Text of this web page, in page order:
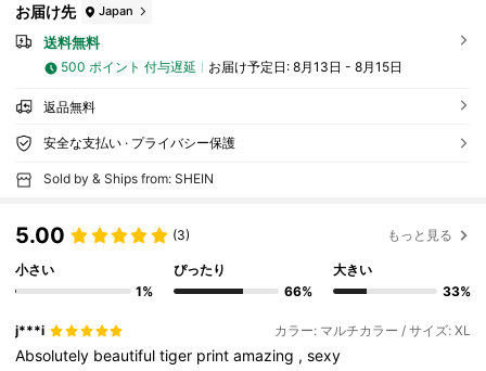
お届け先 Japan
送料無料
500 ポイント 付与遅延 お届け予定日: 8月13日 - 8月15日
返品無料
安全な支払い · プライバシー保護
Sold by & Ships from: SHEIN
5.00 (3) もっと見る
小さい
1%
ぴったり
66%
大きい
33%
j***i カラー: マルチカラー / サイズ: XL
Absolutely beautifultiger printamazing ,sexy